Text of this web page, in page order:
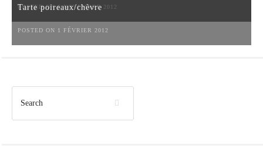
POSTED ON 6 NOVEMBRE 2012
Tarte poireaux/chèvre
POSTED ON 1 FÉVRIER 2012